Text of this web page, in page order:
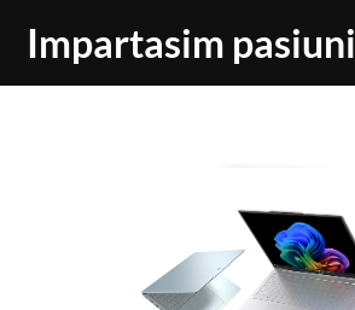
Impartasim pasiuni